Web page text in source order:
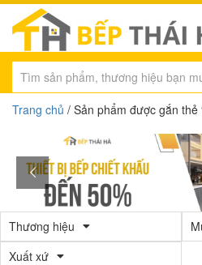
Trang chủ / Sản phẩm được gắn thẻ
Thương hiệu
Xuất xứ